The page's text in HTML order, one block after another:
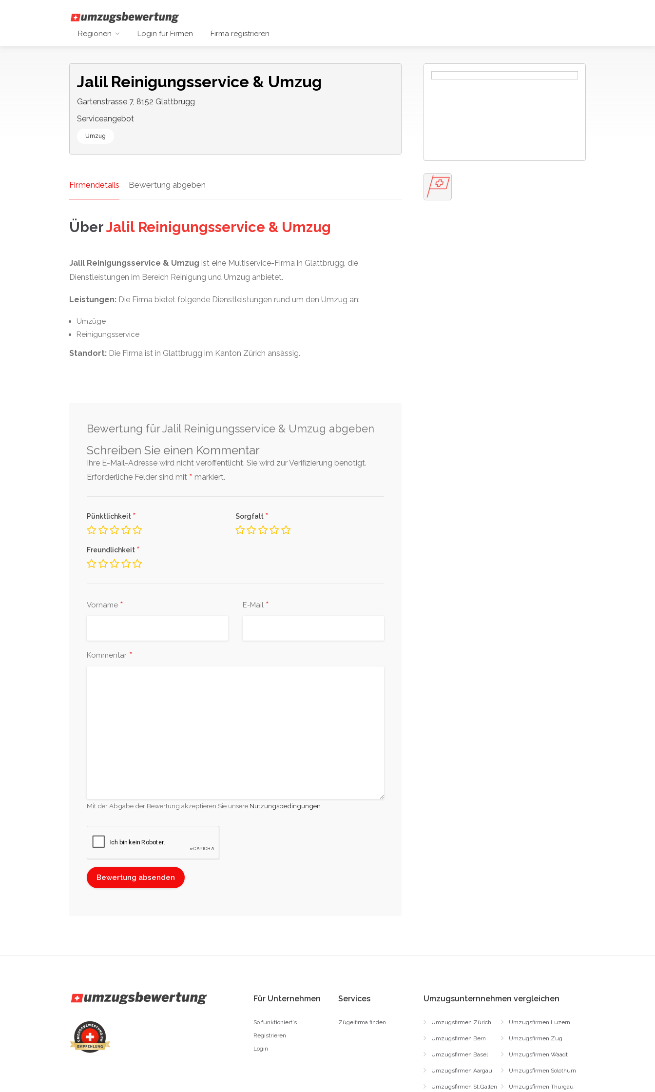
Regionen Login für Firmen Firma registrieren
Jalil Reinigungsservice & Umzug
Gartenstrasse 7, 8152 Glattbrugg
Serviceangebot
Umzug
Firmendetails Bewertung abgeben
ÜberJalil Reinigungsservice & Umzug
Jalil Reinigungsservice & Umzug ist eine Multiservice-Firma in Glattbrugg, die
Dienstleistungen im Bereich Reinigung und Umzug anbietet.
Leistungen: Die Firma bietet folgende Dienstleistungen rund um den Umzug an:
Umzüge
Reinigungsservice
Standort: Die Firma ist in Glattbrugg im Kanton Zürich ansässig.
Bewertung für Jalil Reinigungsservice & Umzug abgeben
Schreiben Sie einen Kommentar
Ihre E-Mail-Adresse wird nicht veröffentlicht. Sie wird zur Verifizierung benötigt.
Erforderliche Felder sind mit * markiert.
Pünktlichkeit * Sorgfalt *
Freundlichkeit *
Vorname * E-Mail *
Kommentar *
Mit der Abgabe der Bewertung akzeptieren Sie unsere Nutzungsbedingungen
Für Unternehmen
So funktioniert's
Registrieren
Login
Services
Zügelfirma finden
Umzugsunternnehmen vergleichen
Umzugsfirmen Zürich
Umzugsfirmen Bern
Umzugsfirmen Basel
Umzugsfirmen Aargau
Umzugsfirmen St.Gallen
Umzugsfirmen Luzern
Umzugsfirmen Zug
Umzugsfirmen Waadt
Umzugsfirmen Solothurn
Umzugsfirmen Thurgau